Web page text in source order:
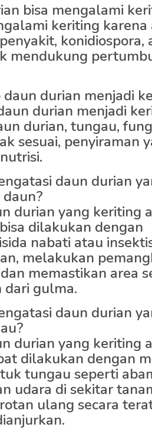
bisa mengalami
keriting karena
konidiospora,
mendukung
durian menjadi
durian menjadi
durian, tungau,
sesuai, penyiraman
daun durian
durian yang keriting
dilakukan dengan
nabati atau
melakukan
memastikan area
gulma.
daun durian
durian yang keriting
dilakukan dengan
tungau seperti
udara di sekitar
ulang secara